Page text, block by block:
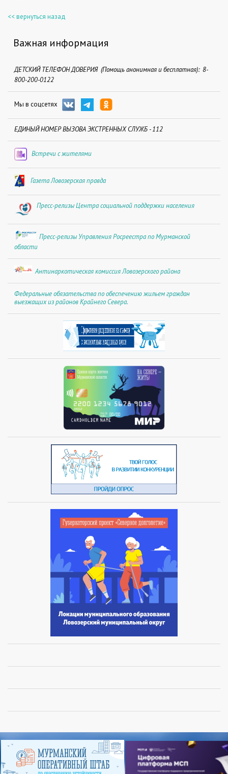
<< вернуться назад
Важная информация
ДЕТСКИЙ ТЕЛЕФОН ДОВЕРИЯ (Помощь анонимная и бесплатная): 8-
800-200-0122
Мы в соцсетях
ЕДИНЫЙ НОМЕР ВЫЗОВА ЭКСТРЕННЫХ СЛУЖБ - 112
Встречи с жителями
Газета Ловозерская правда
Пресс-релизы Центра социальной поддержки населения
Пресс-релизы Управления Росреестра по Мурманской
области
Антинаркотическая комиссия Ловозерского района
Федеральные обязательства по обеспечению жильем граждан
выезжащих из районов Крайнего Севера.